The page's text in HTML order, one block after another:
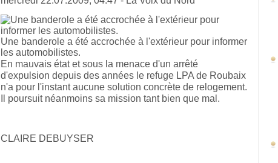
Une banderole a été accrochée à l'extérieur pour informer
les automobilistes.
En mauvais état et sous la menace d'un arrêté
d'expulsion depuis des années le refuge LPA de Roubaix
n'a pour l'instant aucune solution concrète de relogement.
Il poursuit néanmoins sa mission tant bien que mal.
CLAIRE DEBUYSER